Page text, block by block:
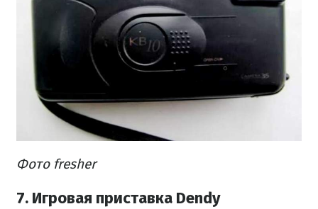
Фото fresher
7. Игровая приставка Dendy